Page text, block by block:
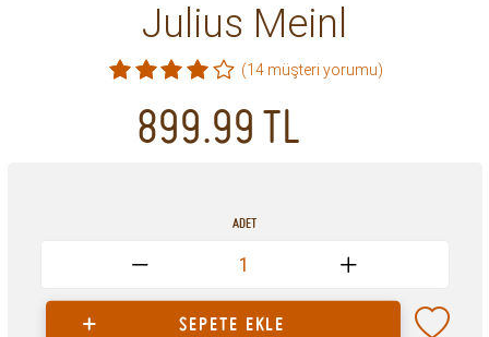
Julius Meinl
(14 müşteri yorumu)
899.99TL
ADET
1
SEPETE EKLE